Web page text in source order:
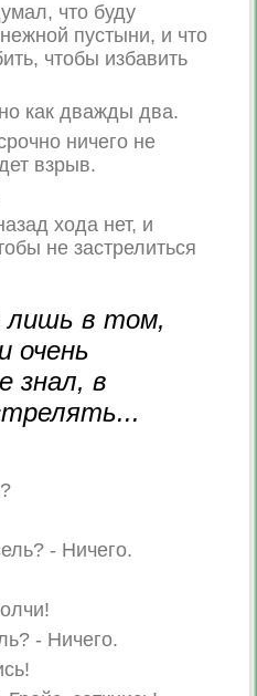
что буду
пустыни, и что
чтобы избавить
как дважды два.
ничего не
взрыв.
хода нет, и
не застрелиться
лишь в том,
очень
знал, в
- Ничего.
- Ничего.